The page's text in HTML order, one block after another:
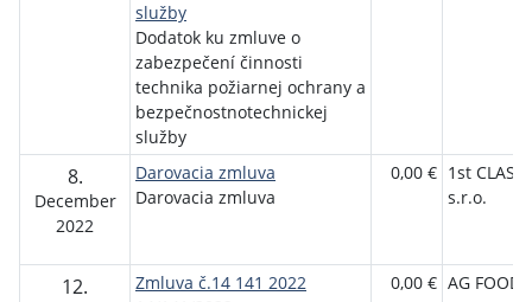
služby
Dodatok ku zmluve o
zabezpečení činnosti
technika požiarnej ochrany a
bezpečnostnotechnickej
služby
8.
December
2022
Darovacia zmluva
Darovacia zmluva
0,00 € 1st CLASS
s.r.o.
12.
Zmluva č.14 141 2022
0,00 € AG